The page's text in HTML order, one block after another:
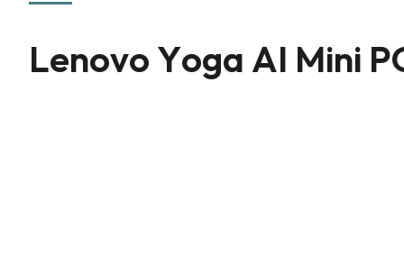
Lenovo Yoga AI Mini